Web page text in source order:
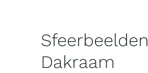
Sfeerbeelden
Dakraam